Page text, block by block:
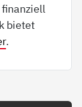
bietet
.